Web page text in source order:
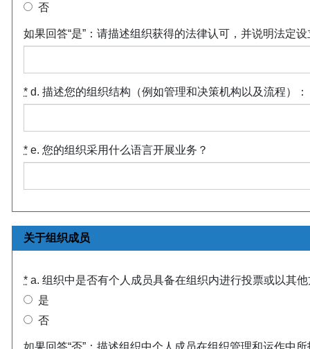
否
如果回答“是”：请描述组织获得的法律认可，并说明法定
* d. 描述您的组织结构（例如管理和决策机构以及流程）：
* e. 您的组织采用什么语言开展业务？
关于组织成员
* a. 组织中是否有个人成员具备在组织内进行投票或以其
是
否
如果回答“否”：描述组织中个人成员在组织管理和运作中